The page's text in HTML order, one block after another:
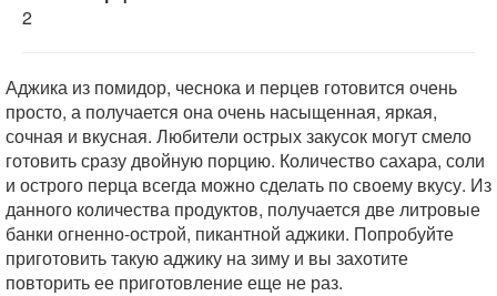
2
Аджика из помидор, чеснока и перцев готовится очень
просто, а получается она очень насыщенная, яркая,
сочная и вкусная. Любители острых закусок могут смело
готовить сразу двойную порцию. Количество сахара, соли
и острого перца всегда можно сделать по своему вкусу. Из
данного количества продуктов, получается две литровые
банки огненно-острой, пикантной аджики. Попробуйте
приготовить такую аджику на зиму и вы захотите
повторить ее приготовление еще не раз.